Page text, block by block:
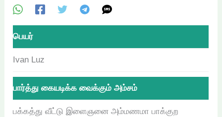
பெயர்
Ivan Luz
பார்த்து கையடிக்க வைக்கும் அம்சம்
பக்கத்து வீட்டு இளைஞனை அம்மணமா பாக்குற